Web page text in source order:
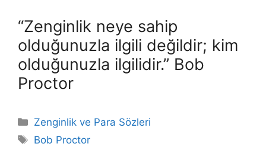
“Zenginlik neye sahip
olduğunuzla ilgili değildir; kim
olduğunuzla ilgilidir.” Bob
Proctor
Kategoriler
Zenginlik ve Para Sözleri
Etiketler
Bob Proctor